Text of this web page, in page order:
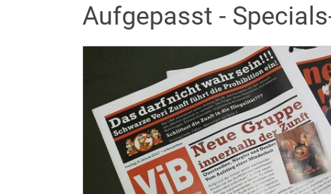
Aufgepasst -